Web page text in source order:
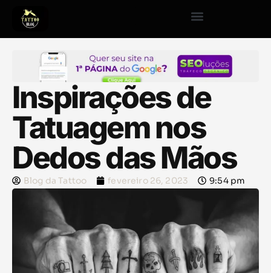
Inspirações de
Tatuagem nos
Dedos das Mãos
Blog da Tattoo fevereiro 26, 2023 9:54 pm